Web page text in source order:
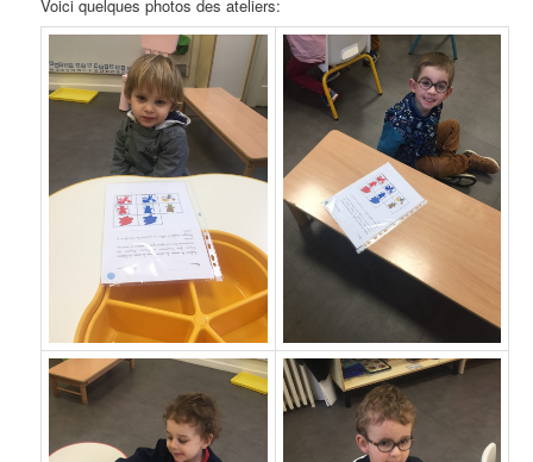
Voici quelques photos des ateliers: